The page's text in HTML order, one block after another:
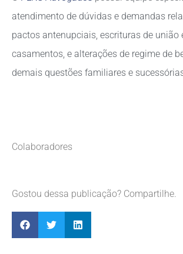
atendimento de dúvidas e demandas
pactos antenupciais, escrituras de união
casamentos, e alterações de regime de
demais questões familiares e
Colaboradores
Gostou dessa publicação? Compartilhe.